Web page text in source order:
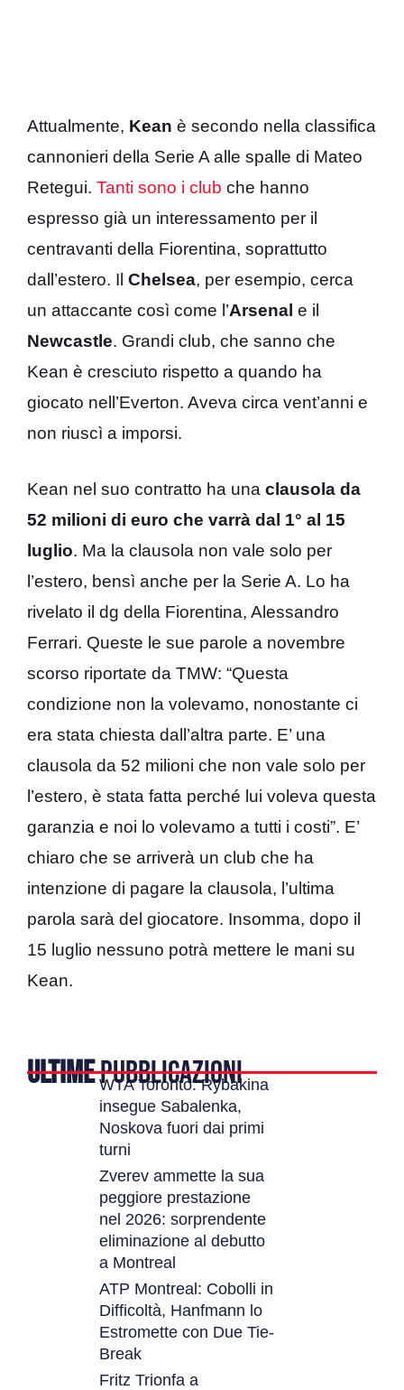
Attualmente, Kean è secondo nella classifica
cannonieri della Serie A alle spalle di Mateo
Retegui. Tanti sono i club che hanno
espresso già un interessamento per il
centravanti della Fiorentina, soprattutto
dall’estero. Il Chelsea, per esempio, cerca
un attaccante così come l’Arsenal e il
Newcastle. Grandi club, che sanno che
Kean è cresciuto rispetto a quando ha
giocato nell’Everton. Aveva circa vent’anni e
non riuscì a imporsi.
Kean nel suo contratto ha una clausola da
52 milioni di euro che varrà dal 1° al 15
luglio. Ma la clausola non vale solo per
l’estero, bensì anche per la Serie A. Lo ha
rivelato il dg della Fiorentina, Alessandro
Ferrari. Queste le sue parole a novembre
scorso riportate da TMW: “Questa
condizione non la volevamo, nonostante ci
era stata chiesta dall’altra parte. E’ una
clausola da 52 milioni che non vale solo per
l’estero, è stata fatta perché lui voleva questa
garanzia e noi lo volevamo a tutti i costi”. E’
chiaro che se arriverà un club che ha
intenzione di pagare la clausola, l’ultima
parola sarà del giocatore. Insomma, dopo il
15 luglio nessuno potrà mettere le mani su
Kean.
ULTIMEPUBBLICAZIONI
WTA Toronto: Rybakina
insegue Sabalenka,
Noskova fuori dai primi
turni
Zverev ammette la sua
peggiore prestazione
nel 2026: sorprendente
eliminazione al debutto
a Montreal
ATP Montreal: Cobolli in
Difficoltà, Hanfmann lo
Estromette con Due Tie-
Break
Fritz Trionfa a